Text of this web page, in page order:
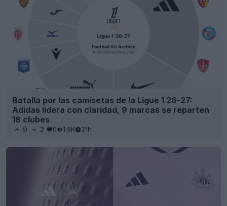
Batalla por las camisetas de la Ligue 1 26-27:
Adidas lidera con claridad, 9 marcas se reparten
18 clubes
9 2 0 1.9K 21h